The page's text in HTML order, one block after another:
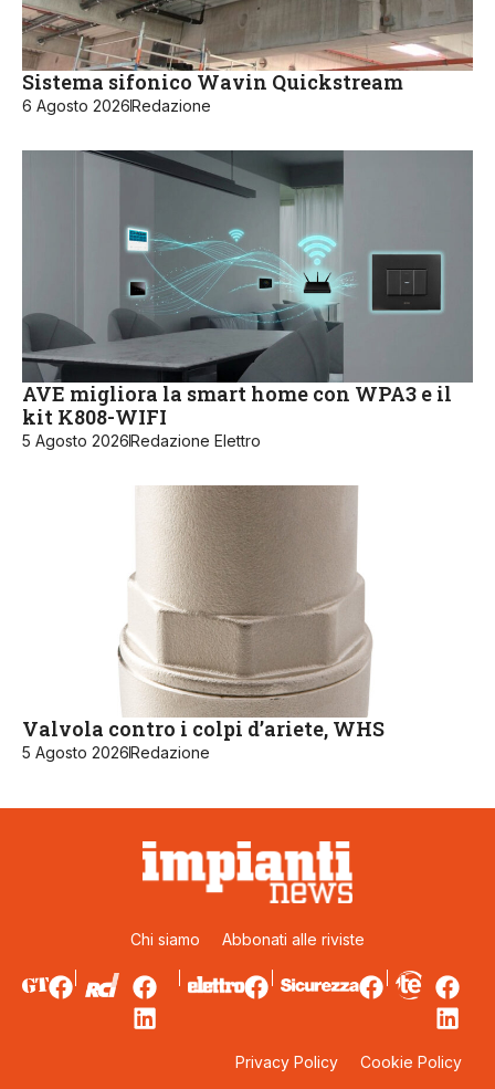
Sistema sifonico Wavin Quickstream
6 Agosto 2026Redazione
AVE migliora la smart home con WPA3 e il
kit K808-WIFI
5 Agosto 2026Redazione Elettro
Valvola contro i colpi d’ariete, WHS
5 Agosto 2026Redazione
Chi siamo Abbonati alle riviste
Privacy Policy Cookie Policy